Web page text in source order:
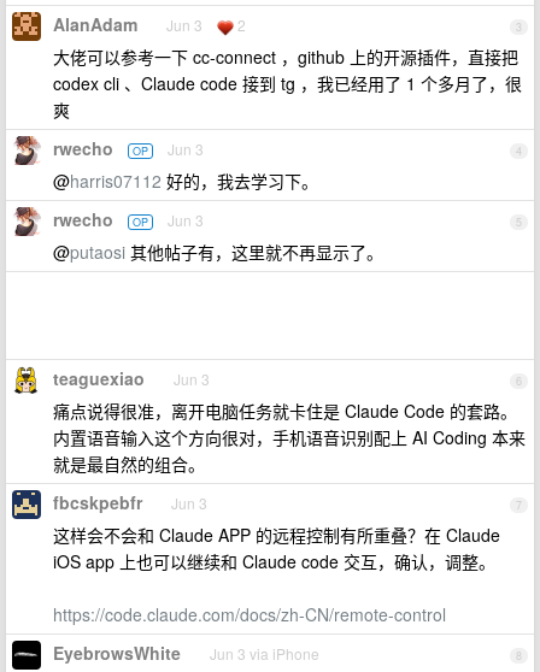
3
AlanAdam Jun 3 2
大佬可以参考一下 cc-connect ，github 上的开源插件，直接把
codex cli 、Claude code 接到 tg ，我已经用了 1 个多月了，很
爽
4
rwecho OP Jun 3
@harris07112 好的，我去学习下。
5
rwecho OP Jun 3
@putaosi 其他帖子有，这里就不再显示了。
6
teaguexiao Jun 3
痛点说得很准，离开电脑任务就卡住是 Claude Code 的套路。
内置语音输入这个方向很对，手机语音识别配上 AI Coding 本来
就是最自然的组合。
7
fbcskpebfr Jun 3
这样会不会和 Claude APP 的远程控制有所重叠？在 Claude
iOS app 上也可以继续和 Claude code 交互，确认，调整。
https://code.claude.com/docs/zh-CN/remote-control
8
EyebrowsWhite Jun 3 via iPhone